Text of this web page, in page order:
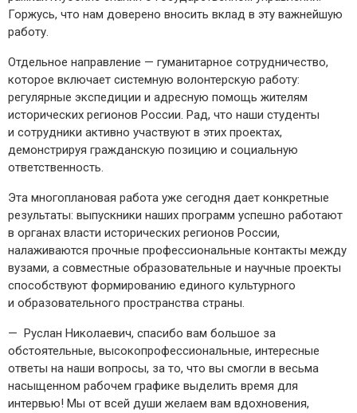
Горжусь, что нам доверено вносить вклад в эту важнейшую
работу.
Отдельное направление — ​гуманитарное сотрудничество,
которое включает системную волонтерскую работу:
регулярные экспедиции и адресную помощь жителям
исторических регионов России. Рад, что наши студенты
и сотрудники активно участвуют в этих проектах,
демонстрируя гражданскую позицию и социальную
ответственность.
Эта многоплановая работа уже сегодня дает конкретные
результаты: выпускники наших программ успешно работают
в органах власти исторических регионов России,
налаживаются прочные профессиональные контакты между
вузами, а совместные образовательные и научные проекты
способствуют формированию единого культурного
и образовательного пространства страны.
— Руслан Николаевич, спасибо вам большое за
обстоятельные, высокопрофессиональные, интересные
ответы на наши вопросы, за то, что вы смогли в весьма
насыщенном рабочем графике выделить время для
интервью! Мы от всей души желаем вам вдохновения,